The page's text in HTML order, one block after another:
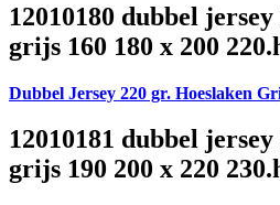
12010180 dubbel
grijs 160 180 x 200
Dubbel Jersey 220 gr. Hoeslaken
12010181 dubbel
grijs 190 200 x 220